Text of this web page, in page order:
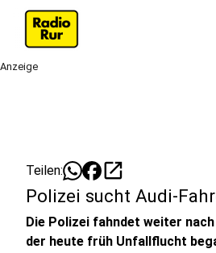
Anzeige
Teilen: open_in_new
Polizei sucht Audi-
Die Polizei fahndet weiter
der heute früh Unfallflucht